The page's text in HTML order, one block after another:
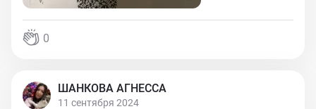
0
ШАНКОВА АГНЕССА
11 сентября 2024